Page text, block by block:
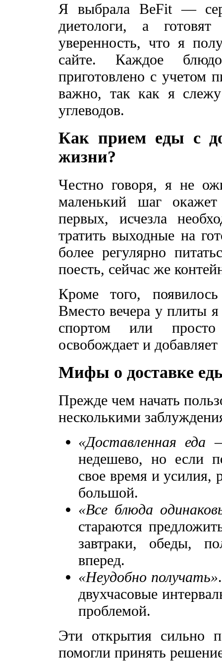
Я выбрала BeFit —
диетологи, а
уверенность, что я
сайте. Каждое
приготовлено с учетом
важно, так как я
углеводов.
Как прием еды с
жизни?
Честно говоря, я не
маленький шаг
первых, исчезла
тратить выходные на
более регулярно
поесть, сейчас же
Кроме того,
Вместо вечера у плиты
спортом или
освобождает и
Мифы о доставке
Прежде чем начать
несколькими
«Доставленная еда
недешево, но если
свое время и усилия,
большой.
«Все блюда
стараются
завтраки, обеды,
вперед.
«Неудобно получать»
двухчасовые
проблемой.
Эти открытия сильно
помогли принять